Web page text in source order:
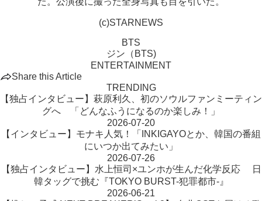
(c)STARNEWS
BTS
ジン（BTS)
ENTERTAINMENT
Share this Article
TRENDING
【独占インタビュー】萩原利久、初のソウルファンミーティン
グへ 「どんなふうになるのか楽しみ！」
2026-07-20
【インタビュー】モナキ人気！「INKIGAYOとか、韓国の番組
にいつか出てみたい」
2026-07-26
【独占インタビュー】水上恒司×ユンホが生んだ化学反応 日
韓タッグで挑む『TOKYO BURST-犯罪都市-』
2026-06-21